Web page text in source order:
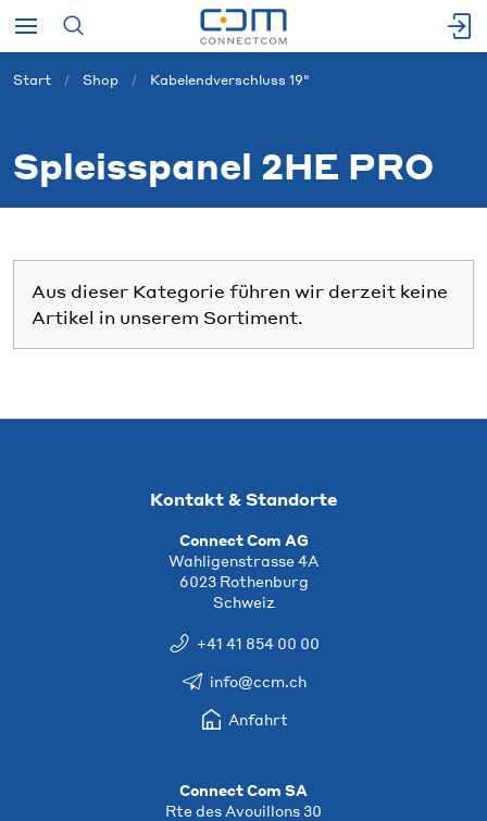
Start Shop Kabelendverschluss 19"
Spleisspanel 2HE PRO
Aus dieser Kategorie führen wir derzeit keine
Artikel in unserem Sortiment.
Kontakt & Standorte
Connect Com AG
Wahligenstrasse 4A
6023 Rothenburg
Schweiz
+41 41 854 00 00
info@ccm.ch
Anfahrt
Connect Com SA
Rte des Avouillons 30